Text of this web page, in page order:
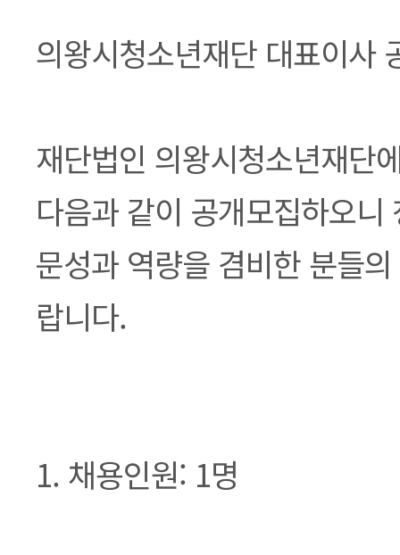
본문
의왕시청소년재단 대표이사
재단법인 의왕시청소년재단
다음과 같이 공개모집하오니
문성과 역량을 겸비한 분들
랍니다.
1. 채용인원: 1명